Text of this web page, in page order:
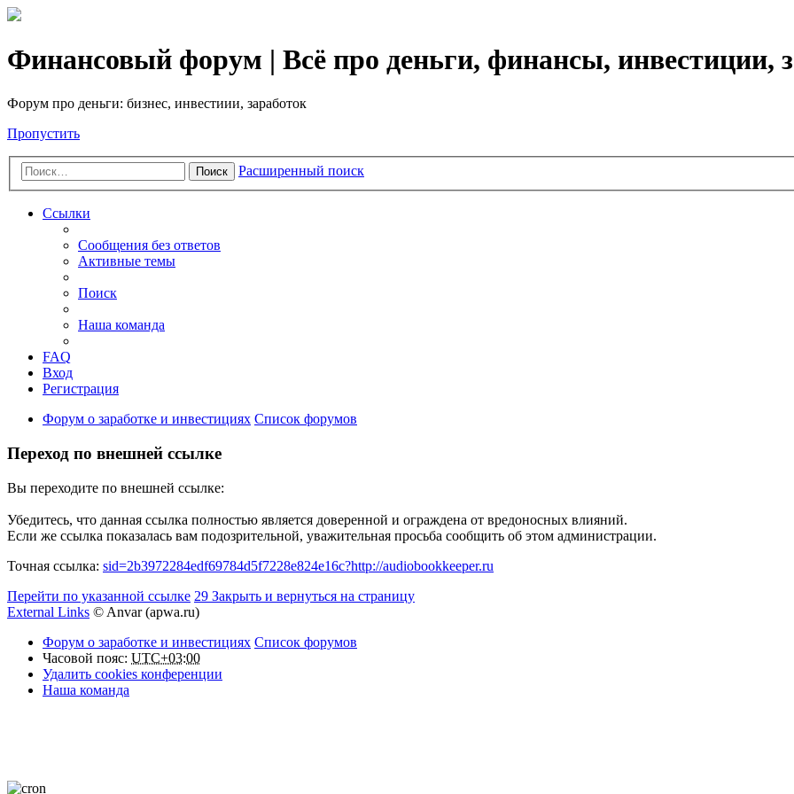
Финансовый форум | Всё про деньги, финансы, инвестиции,
Форум про деньги: бизнес, инвестиии, заработок
Пропустить
Поиск Расширенный поиск
Ссылки
Сообщения без ответов
Активные темы
Поиск
Наша команда
FAQ
Вход
Регистрация
Форум о заработке и инвестициях Список форумов
Переход по внешней ссылке
Вы переходите по внешней ссылке:
Убедитесь, что данная ссылка полностью является доверенной и ограждена от вредоносных влияний.
Если же ссылка показалась вам подозрительной, уважительная просьба сообщить об этом администрации.
Точная ссылка: sid=2b3972284edf69784d5f7228e824e16c?http://audiobookkeeper.ru
Перейти по указанной ссылке 29 Закрыть и вернуться на страницу
External Links © Anvar (apwa.ru)
Форум о заработке и инвестициях Список форумов
Часовой пояс: UTC+03:00
Удалить cookies конференции
Наша команда